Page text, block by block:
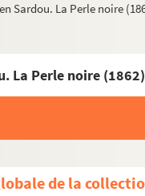
Sardou. La Perle noire
La Perle noire (1862)
de la